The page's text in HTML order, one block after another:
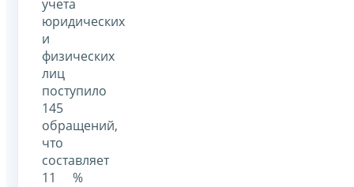
учета
юридических
и
физических
лиц
поступило
145
обращений,
что
составляет
11 %